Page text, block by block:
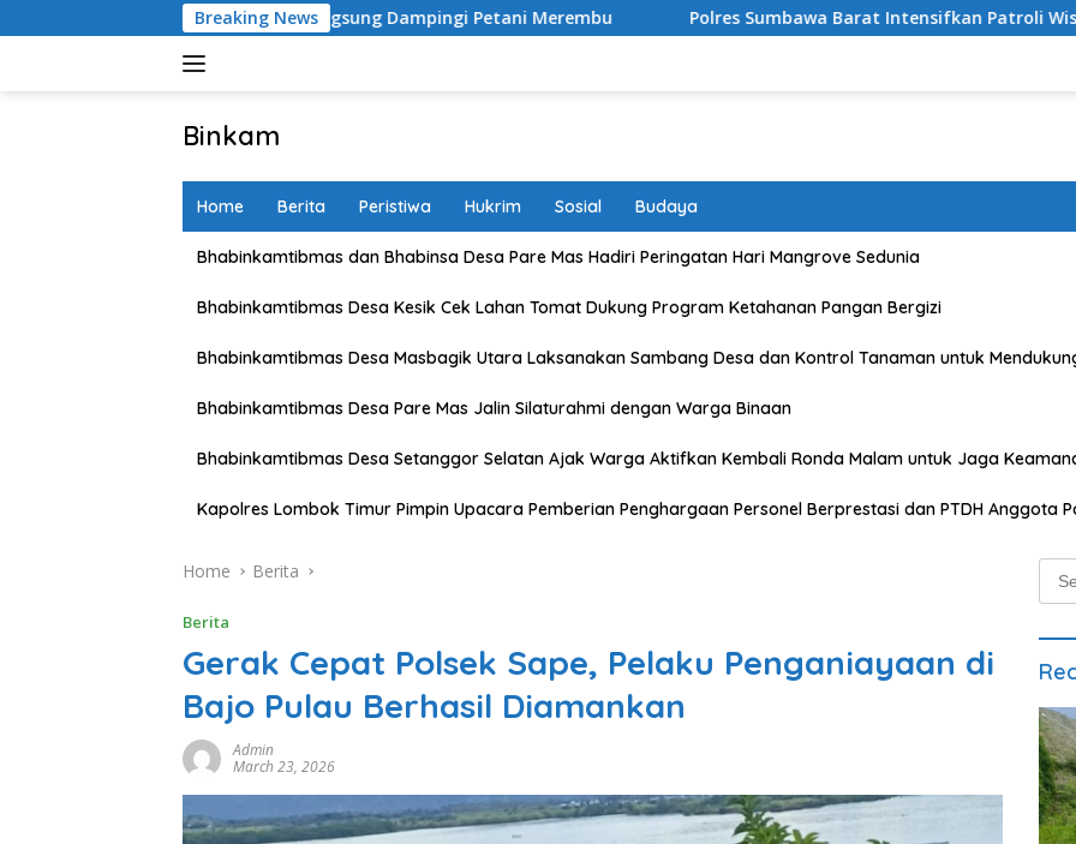
to
Breaking News
Turun Langsung Dampingi Petani Merembu Polres Sumbawa Barat Intensifkan Patroli Wisata, Wujudkan
Binkam
Home Berita Peristiwa Hukrim Sosial Budaya
Bhabinkamtibmas dan Bhabinsa Desa Pare Mas Hadiri Peringatan Hari Mangrove Sedunia
Bhabinkamtibmas Desa Kesik Cek Lahan Tomat Dukung Program Ketahanan Pangan Bergizi
Bhabinkamtibmas Desa Masbagik Utara Laksanakan Sambang Desa dan Kontrol Tanaman untuk
Bhabinkamtibmas Desa Pare Mas Jalin Silaturahmi dengan Warga Binaan
Bhabinkamtibmas Desa Setanggor Selatan Ajak Warga Aktifkan Kembali Ronda Malam untuk Jaga
Kapolres Lombok Timur Pimpin Upacara Pemberian Penghargaan Personel Berprestasi dan PTDH Anggota
Home Berita
Berita
Gerak Cepat Polsek Sape, Pelaku Penganiayaan di
Bajo Pulau Berhasil Diamankan
Admin
March 23, 2026
for: